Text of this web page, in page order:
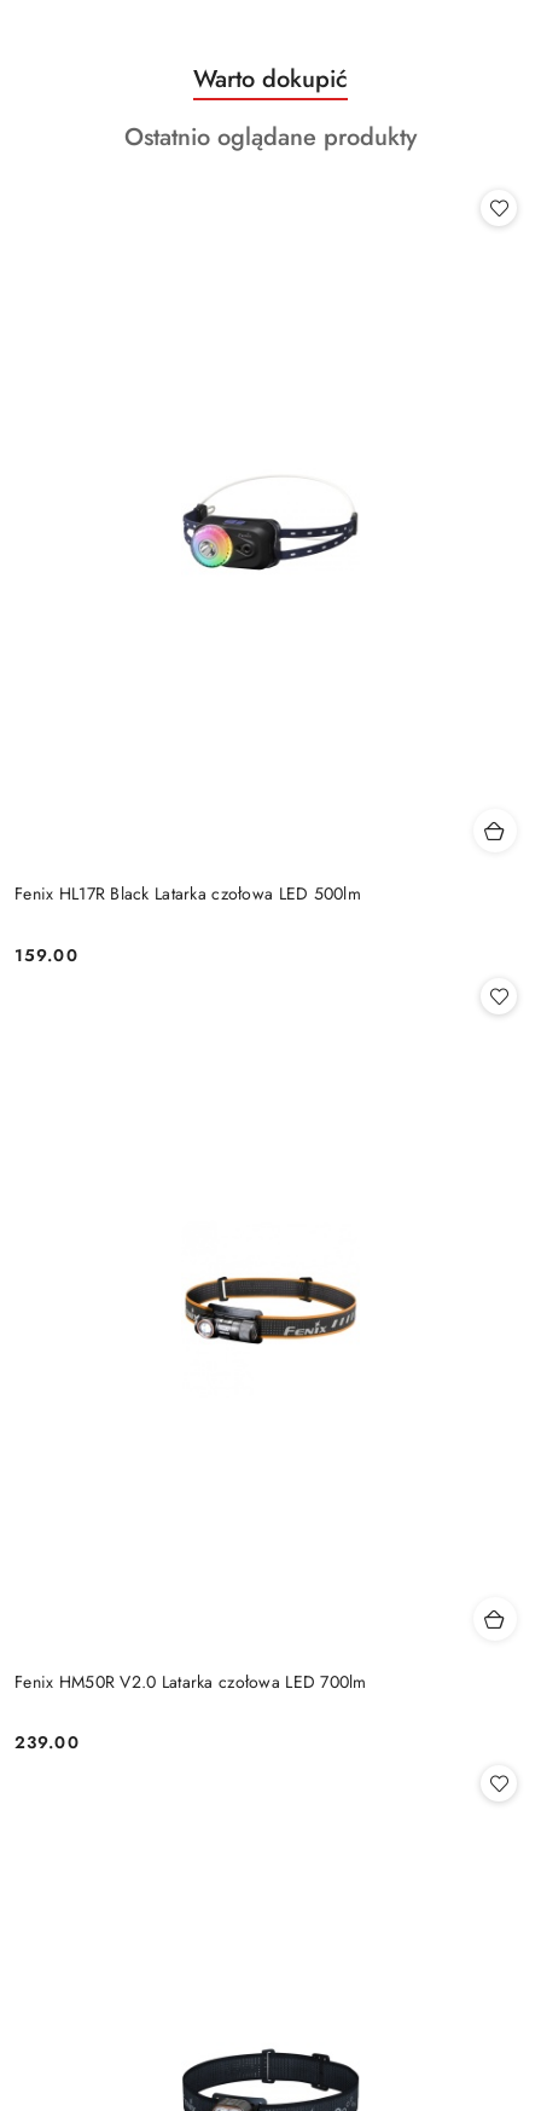
Pomiń karuzelę produktów
Produkty
o
statusie:
Warto dokupić
Produkty
Ostatnio oglądane produkty
Fenix HL17R Black Latarka czołowa LED 500lm
Cena:
159.00
Fenix HM50R V2.0 Latarka czołowa LED 700lm
Cena:
239.00